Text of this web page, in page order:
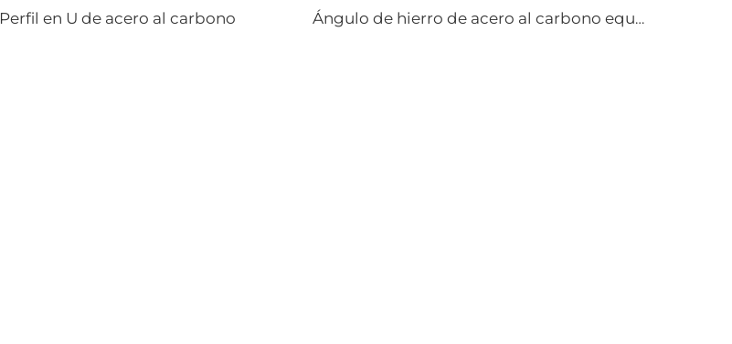
Perfil en U de acero al carbono Ángulo de hierro de acero al carbono equilátero